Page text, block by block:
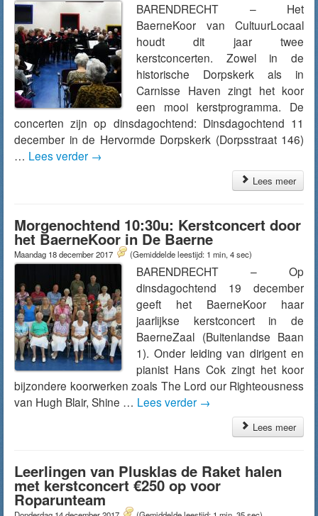
BARENDRECHT – Het
BaerneKoor van CultuurLocaal
houdt dit jaar twee
kerstconcerten. Zowel in de
historische Dorpskerk als in
Carnisse Haven zingt het koor
een mooi kerstprogramma. De
concerten zijn op dinsdagochtend: Dinsdagochtend 11
december in de Hervormde Dorpskerk (Dorpsstraat 146)
… Lees verder →
Lees meer
Morgenochtend 10:30u: Kerstconcert door
het BaerneKoor in De Baerne
Maandag 18 december 2017 (Gemiddelde leestijd: 1 min, 4 sec)
BARENDRECHT – Op
dinsdagochtend 19 december
geeft het BaerneKoor haar
jaarlijkse kerstconcert in de
BaerneZaal (Buitenlandse Baan
1). Onder leiding van dirigent en
pianist Hans Cok zingt het koor
bijzondere koorwerken zoals The Lord our Righteousness
van Hugh Blair, Shine … Lees verder →
Lees meer
Leerlingen van Plusklas de Raket halen
met kerstconcert €250 op voor
Roparunteam